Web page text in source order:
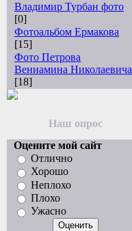
Владимир Турбан фото
[0]
Фотоальбом Ермакова
[15]
Фото Петрова
Вениамина Николаевича
[18]
Наш опрос
Оцените мой сайт
Отлично
Хорошо
Неплохо
Плохо
Ужасно